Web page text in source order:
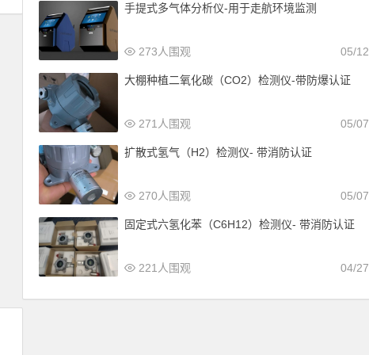
手提式多气体分析仪-用于走航环境监测
05/12
273人围观
大棚种植二氧化碳（CO2）检测仪-带防爆认证
05/07
271人围观
扩散式氢气（H2）检测仪- 带消防认证
05/07
270人围观
固定式六氢化苯（C6H12）检测仪- 带消防认证
04/27
221人围观